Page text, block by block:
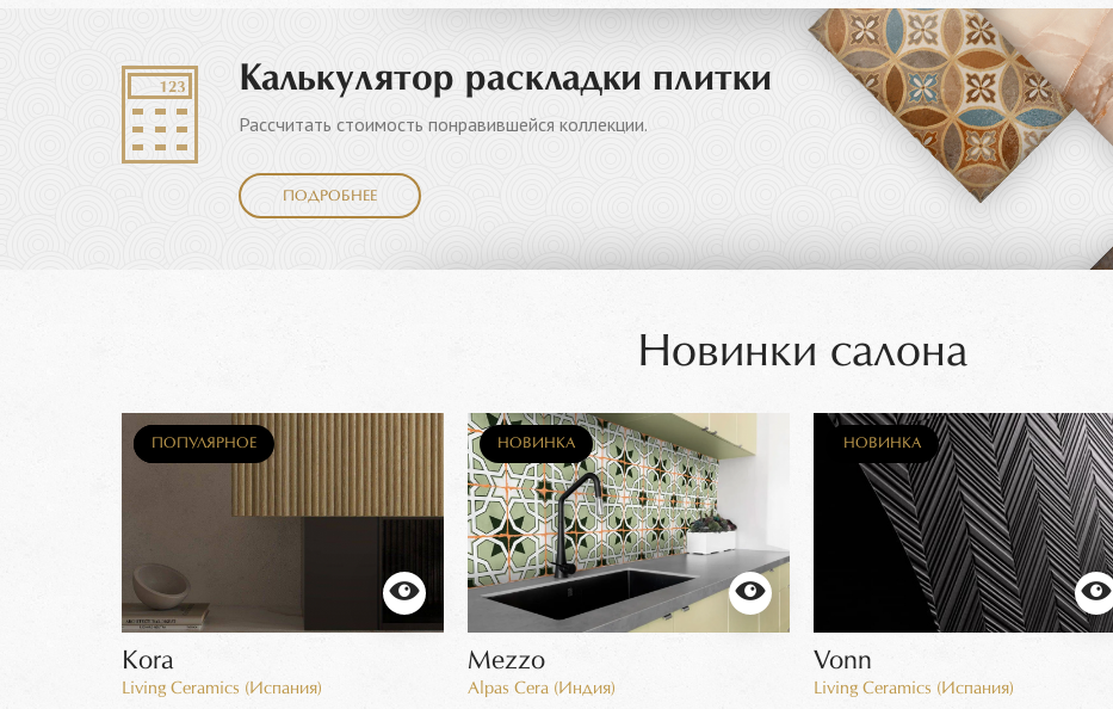
Калькулятор раскладки плитки
Рассчитать стоимость понравившейся коллекции.
ПОДРОБНЕЕ
Новинки салона
НОВИНКА
ПОПУЛЯРНОЕ
Kora
Living Ceramics (Испания)
НОВИНКА
Mezzo
Alpas Cera (Индия)
НОВИНКА
Vonn
Living Ceramics (Испания)